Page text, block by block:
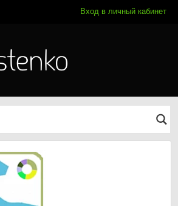
Вход в личный кабинет